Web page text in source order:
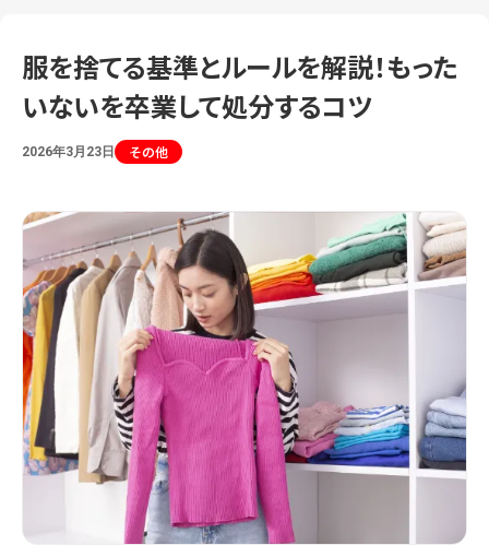
服を捨てる基準とルールを解説！もった
いないを卒業して処分するコツ
2026年3月23日 その他